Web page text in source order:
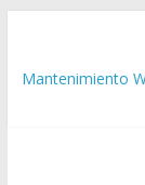
Mantenimiento
pagina-web-
La elección de